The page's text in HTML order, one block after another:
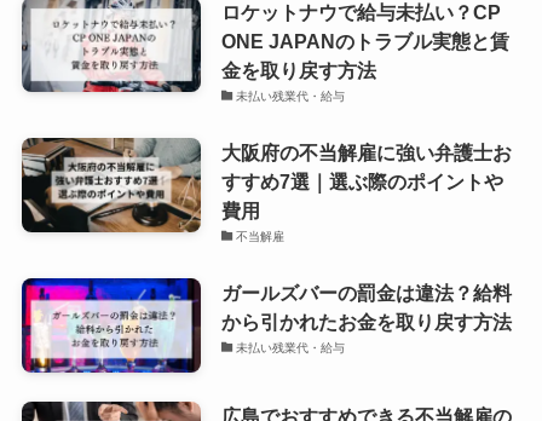
ロケットナウで給与未払い？CP
ONE JAPANのトラブル実態と賃
金を取り戻す方法
未払い残業代・給与
大阪府の不当解雇に強い弁護士お
すすめ7選｜選ぶ際のポイントや
費用
不当解雇
ガールズバーの罰金は違法？給料
から引かれたお金を取り戻す方法
未払い残業代・給与
広島でおすすめできる不当解雇の